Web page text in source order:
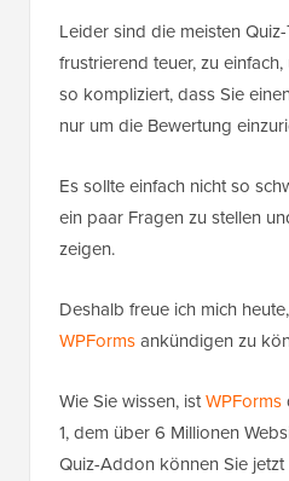
Leider sind die meisten
frustrierend teuer, zu
so kompliziert, dass Sie
nur um die Bewertung
Es sollte einfach nicht so
ein paar Fragen zu stellen
zeigen.
Deshalb freue ich mich
WPFormsankündigen zu
Wie Sie wissen, istWPForms
1, dem über 6 Millionen
Quiz-Addon können Sie jetzt